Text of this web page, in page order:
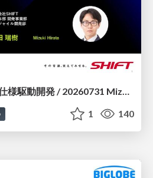
1 140